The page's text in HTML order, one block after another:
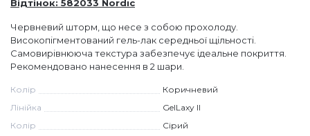
Дезінфекція та стерилізація
Декор для нігтів
Трикутники (каміфубукі)
Наклейки гнучкі лінії
Наліпки гнучкі лінії
Навчання
Відтінок: 582033 Nordic
Червневий шторм, що несе з собою прохолоду.
Високопігментований гель-лак середньої щільності.
Самовирівнююча текстура забезпечує ідеальне покриття.
Рекомендовано нанесення в 2 шари.
Колір
Коричневий
Лінійка
GelLaxy II
Колір
Сірий